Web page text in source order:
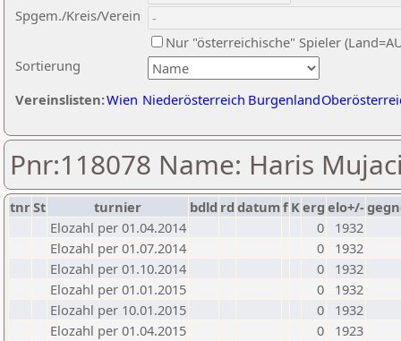
Sortierung
Spgem./Kreis/Verein
Nur "österreichische" Spieler
Vereinslisten:Wien Niederösterreich Burgenland
Pnr:118078 Name: Haris
tnrSt turnier bdld rd datumf Kerg elo+/-
Elozahl per 01.04.2014
0
1932
Elozahl per 01.07.2014
0
1932
Elozahl per 01.10.2014
0
1932
Elozahl per 01.01.2015
0
1932
Elozahl per 10.01.2015
0
1932
Elozahl per 01.04.2015
0
1923